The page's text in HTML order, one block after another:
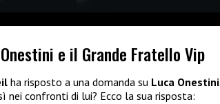
e il Grande Fratello Vip
ha risposto a una domanda su Luca Onestini
nei confronti di lui? Ecco la sua risposta: